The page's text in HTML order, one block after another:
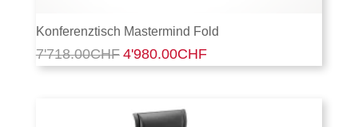
Konferenztisch Mastermind Fold
7'718.00CHF Ursprünglicher
Preis
4'980.00CHFAktueller
Preis